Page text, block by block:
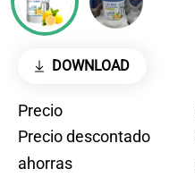
DOWNLOAD
Precio
Precio descontado
ahorras